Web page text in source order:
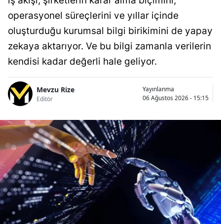
operasyonel süreçlerini ve yıllar içinde
oluşturduğu kurumsal bilgi birikimini de yapay
zekaya aktarıyor. Ve bu bilgi zamanla verilerin
kendisi kadar değerli hale geliyor.
Mevzu Rize
Editör
Yayınlanma
06 Ağustos 2026 - 15:15